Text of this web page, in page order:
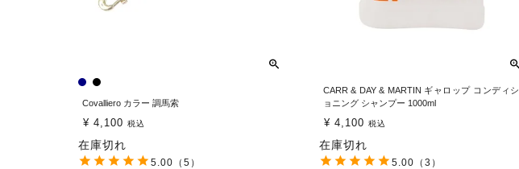
Covalliero カラー 調馬索
¥ 4,100 税込
在庫切れ
5.00 （5）
CARR & DAY & MARTIN ギャロップ コンディシ
ョニング シャンプー 1000ml
¥ 4,100 税込
在庫切れ
5.00 （3）